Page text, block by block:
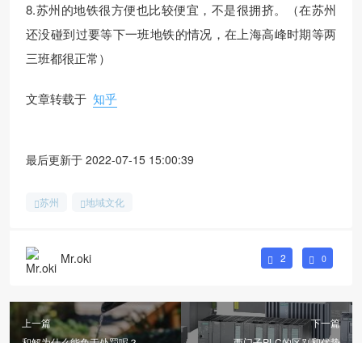
8.苏州的地铁很方便也比较便宜，不是很拥挤。（在苏州
还没碰到过要等下一班地铁的情况，在上海高峰时期等两
三班都很正常）
文章转载于 知乎
最后更新于 2022-07-15 15:00:39
苏州 地域文化
Mr.oki 2 0
上一篇
下一篇